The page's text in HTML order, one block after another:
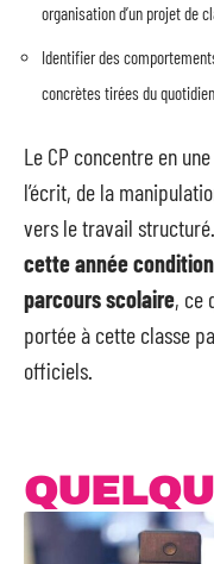
organisation d’un projet de
Identifier des
concrètes tirées du
Le CP concentre en
l’écrit, de la
vers le travail structuré.
cette année
parcours scolaire, ce
portée à cette classe
officiels.